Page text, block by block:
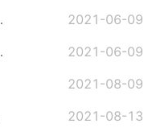
多少
2021-06-09
录播
2021-06-09
2021-08-09
2021-08-13